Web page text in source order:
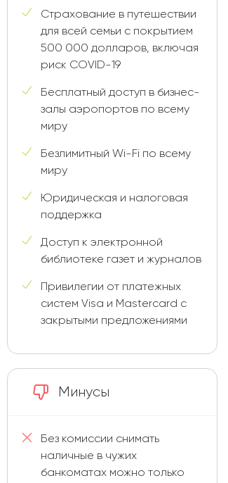
Страхование в путешествии
для всей семьи с покрытием
500 000 долларов, включая
риск COVID-19
Бесплатный доступ в бизнес-
залы аэропортов по всему
миру
Безлимитный Wi-Fi по всему
миру
Юридическая и налоговая
поддержка
Доступ к электронной
библиотеке газет и журналов
Привилегии от платежных
систем Visa и Mastercard с
закрытыми предложениями
Минусы
Без комиссии снимать
наличные в чужих
банкоматах можно только